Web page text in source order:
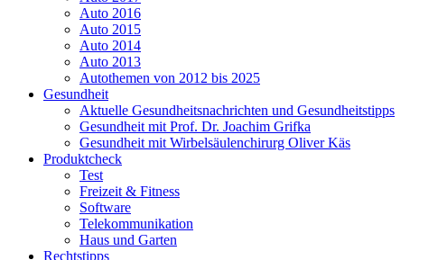
Auto 2016
Auto 2015
Auto 2014
Auto 2013
Autothemen von 2012 bis 2025
Gesundheit
Aktuelle Gesundheitsnachrichten und Gesundheitstipps
Gesundheit mit Prof. Dr. Joachim Grifka
Gesundheit mit Wirbelsäulenchirurg Oliver Käs
Produktcheck
Test
Freizeit & Fitness
Software
Telekommunikation
Haus und Garten
Rechtstipps